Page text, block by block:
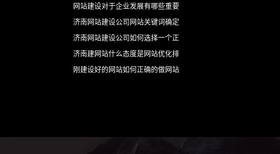
网站建设对于企业发展有哪些重要
济南网站建设公司网站关键词确定
济南网站建设公司如何选择一个正
济南建网站什么态度是网站优化排
刚建设好的网站如何正确的做网站